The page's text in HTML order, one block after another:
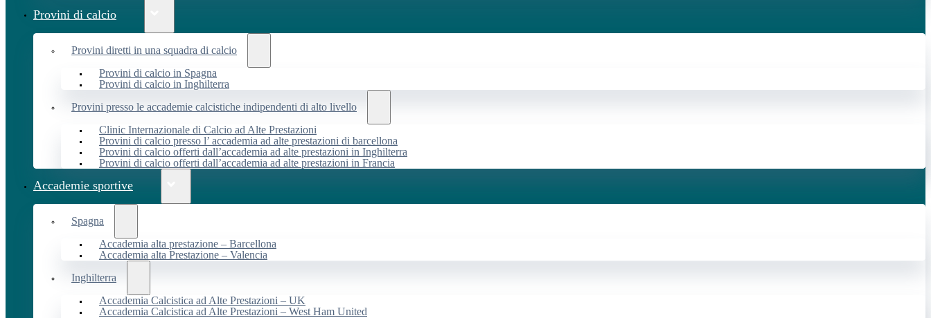
Provini di calcio
Provini diretti in una squadra di calcio
Provini di calcio in Spagna
Provini di calcio in Inghilterra
Provini presso le accademie calcistiche indipendenti di alto livello
Clinic Internazionale di Calcio ad Alte Prestazioni
Provini di calcio presso l’ accademia ad alte prestazioni di barcellona
Provini di calcio offerti dall’accademia ad alte prestazioni in Inghilterra
Provini di calcio offerti dall’accademia ad alte prestazioni in Francia
Accademie sportive
Spagna
Accademia alta prestazione – Barcellona
Accademia alta Prestazione – Valencia
Inghilterra
Accademia Calcistica ad Alte Prestazioni – UK
Accademia Calcistica ad Alte Prestazioni – West Ham United